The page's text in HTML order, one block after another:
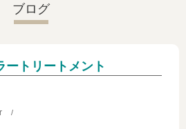
ブログ
ートリートメント
/